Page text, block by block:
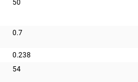
50
0.7
0.238
54